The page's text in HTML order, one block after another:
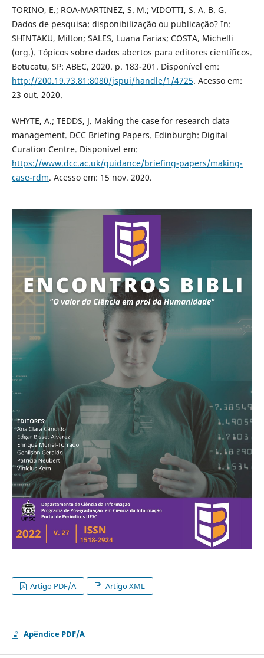
TORINO, E.; ROA-MARTINEZ, S. M.; VIDOTTI, S. A. B. G.
Dados de pesquisa: disponibilização ou publicação? In:
SHINTAKU, Milton; SALES, Luana Farias; COSTA, Michelli
(org.). Tópicos sobre dados abertos para editores científicos.
Botucatu, SP: ABEC, 2020. p. 183-201. Disponível em:
http://200.19.73.81:8080/jspui/handle/1/4725. Acesso em:
23 out. 2020.
WHYTE, A.; TEDDS, J. Making the case for research data
management. DCC Briefing Papers. Edinburgh: Digital
Curation Centre. Disponível em:
https://www.dcc.ac.uk/guidance/briefing-papers/making-
case-rdm. Acesso em: 15 nov. 2020.
Artigo PDF/A Artigo XML
Apêndice PDF/A